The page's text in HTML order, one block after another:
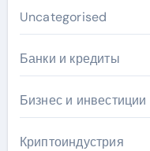
Uncategorised
Банки и кредиты
Бизнес и инвестиции
Криптоиндустрия